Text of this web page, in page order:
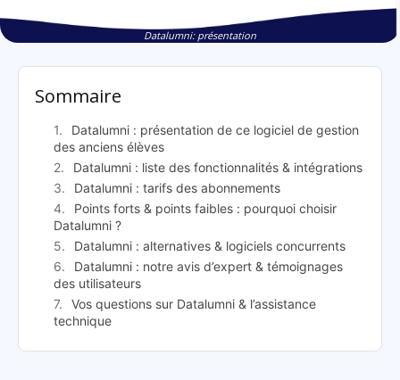
Datalumni: présentation
Sommaire
Datalumni : présentation de ce logiciel de gestion
des anciens élèves
Datalumni : liste des fonctionnalités & intégrations
Datalumni : tarifs des abonnements
Points forts & points faibles : pourquoi choisir
Datalumni ?
Datalumni : alternatives & logiciels concurrents
Datalumni : notre avis d’expert & témoignages
des utilisateurs
Vos questions sur Datalumni & l’assistance
technique